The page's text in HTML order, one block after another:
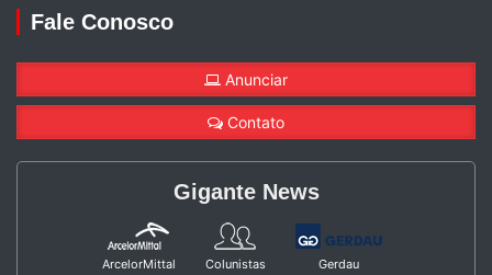
Fale Conosco
Anunciar
Contato
Gigante News
ArcelorMittal Colunistas Gerdau